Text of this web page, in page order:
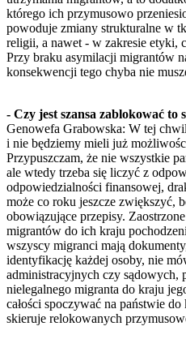
którego ich przymusowo
powoduje zmiany strukturalne w
religii, a nawet - w zakresie etyki,
Przy braku asymilacji migrantów
konsekwencji tego chyba nie
- Czy jest szansa zablokować to
Genowefa Grabowska: W tej
i nie będziemy mieli już
Przypuszczam, że nie wszystkie
ale wtedy trzeba się liczyć z
odpowiedzialności finansowej,
może co roku jeszcze zwiększyć,
obowiązujące przepisy.
migrantów do ich kraju
wszyscy migranci mają
identyfikację każdej osoby, nie
administracyjnych czy sądowych,
nielegalnego migranta do kraju
całości spoczywać na państwie
skieruje relokowanych